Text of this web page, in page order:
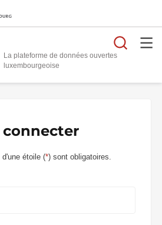
La plateforme de données ouvertes
connecter
d'une étoile (*) sont obligatoires.